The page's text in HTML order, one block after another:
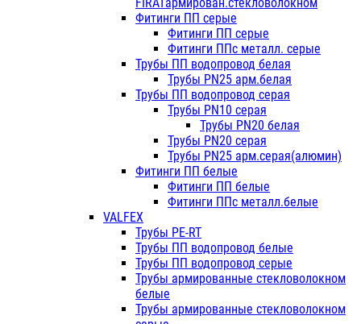
Фитинги ПП серые
Фитинги ПП серые
Фитинги ППс металл. серые
Трубы ПП водопровод белая
Трубы PN25 арм.белая
Трубы ПП водопровод серая
Трубы PN10 серая
Трубы PN20 белая
Трубы PN20 серая
Трубы PN25 арм.серая(алюмин)
Фитинги ПП белые
Фитинги ПП белые
Фитинги ППс металл.белые
VALFEX
Трубы PE-RT
Трубы ПП водопровод белые
Трубы ПП водопровод серые
Трубы армированные стекловолокном
белые
Трубы армированные стекловолокном